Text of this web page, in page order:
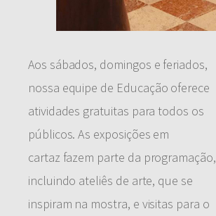
Aos sábados, domingos e feriados,
nossa equipe de Educação oferece
atividades gratuitas para todos os
públicos. As exposições em
cartaz fazem parte da programação,
incluindo ateliês de arte, que se
inspiram na mostra, e visitas para o